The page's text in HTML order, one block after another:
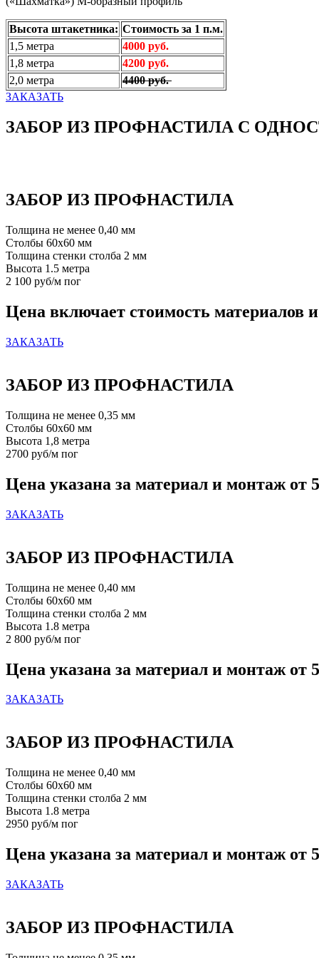
Высота штакетника: Стоимость за 1 п.м.
1,5 метра
4000 руб.
1,8 метра
4200 руб.
2,0 метра
4400 руб.
ЗАКАЗАТЬ
ЗАБОР ИЗ ПРОФНАСТИЛА С
ЗАБОР ИЗ ПРОФНАСТИЛА
Толщина не менее 0,40 мм
Столбы 60х60 мм
Толщина стенки столба 2 мм
Высота 1.5 метра
2 100 руб/м пог
Цена включает стоимость материалов
ЗАКАЗАТЬ
ЗАБОР ИЗ ПРОФНАСТИЛА
Толщина не менее 0,35 мм
Столбы 60х60 мм
Высота 1,8 метра
2700 руб/м пог
Цена указана за материал и монтаж от
ЗАКАЗАТЬ
ЗАБОР ИЗ ПРОФНАСТИЛА
Толщина не менее 0,40 мм
Столбы 60х60 мм
Толщина стенки столба 2 мм
Высота 1.8 метра
2 800 руб/м пог
Цена указана за материал и монтаж от
ЗАКАЗАТЬ
ЗАБОР ИЗ ПРОФНАСТИЛА
Толщина не менее 0,40 мм
Столбы 60х60 мм
Толщина стенки столба 2 мм
Высота 1.8 метра
2950 руб/м пог
Цена указана за материал и монтаж от
ЗАКАЗАТЬ
ЗАБОР ИЗ ПРОФНАСТИЛА